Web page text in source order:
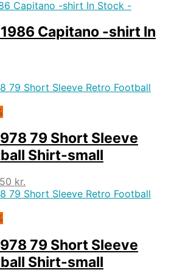
Capitano -shirt In
79 Short Sleeve
Shirt-small
kr.
aktuelle
79 Short Sleeve
Shirt-small